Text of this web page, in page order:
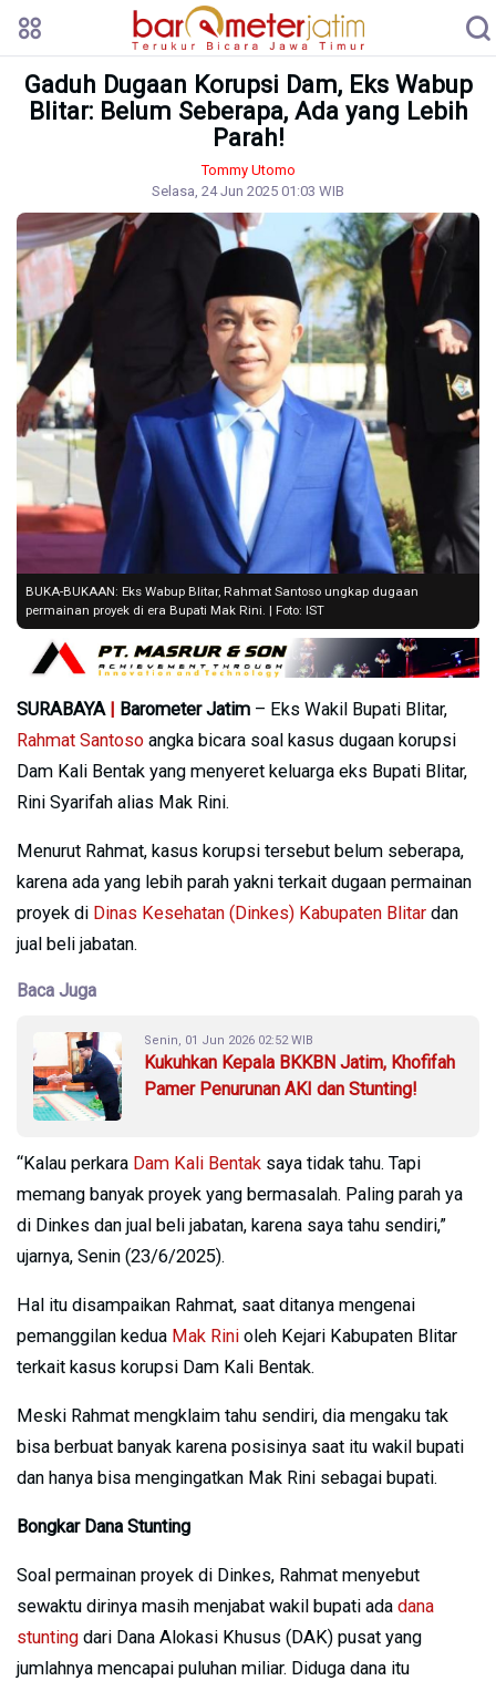
Gaduh Dugaan Korupsi Dam, Eks Wabup
Blitar: Belum Seberapa, Ada yang Lebih
Parah!
Tommy Utomo
Selasa, 24 Jun 2025 01:03 WIB
BUKA-BUKAAN: Eks Wabup Blitar, Rahmat Santoso ungkap dugaan
permainan proyek di era Bupati Mak Rini. | Foto: IST
SURABAYA | Barometer Jatim – Eks Wakil Bupati Blitar,
Rahmat Santoso angka bicara soal kasus dugaan korupsi
Dam Kali Bentak yang menyeret keluarga eks Bupati Blitar,
Rini Syarifah alias Mak Rini.
Menurut Rahmat, kasus korupsi tersebut belum seberapa,
karena ada yang lebih parah yakni terkait dugaan permainan
proyek di Dinas Kesehatan (Dinkes) Kabupaten Blitar dan
jual beli jabatan.
Baca Juga
Senin, 01 Jun 2026 02:52 WIB
Kukuhkan Kepala BKKBN Jatim, Khofifah
Pamer Penurunan AKI dan Stunting!
“Kalau perkara Dam Kali Bentak saya tidak tahu. Tapi
memang banyak proyek yang bermasalah. Paling parah ya
di Dinkes dan jual beli jabatan, karena saya tahu sendiri,”
ujarnya, Senin (23/6/2025).
Hal itu disampaikan Rahmat, saat ditanya mengenai
pemanggilan kedua Mak Rini oleh Kejari Kabupaten Blitar
terkait kasus korupsi Dam Kali Bentak.
Meski Rahmat mengklaim tahu sendiri, dia mengaku tak
bisa berbuat banyak karena posisinya saat itu wakil bupati
dan hanya bisa mengingatkan Mak Rini sebagai bupati.
Bongkar Dana Stunting
Soal permainan proyek di Dinkes, Rahmat menyebut
sewaktu dirinya masih menjabat wakil bupati ada dana
stunting dari Dana Alokasi Khusus (DAK) pusat yang
jumlahnya mencapai puluhan miliar. Diduga dana itu